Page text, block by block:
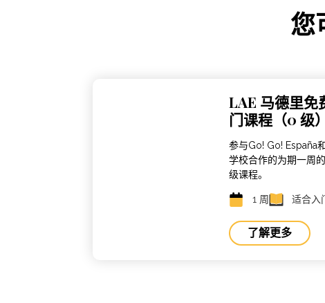
您
LAE 马德里免
门课程（0 级）
参与Go! Go! España
学校合作的为期一周
级课程。
1 周 适合入
了解更多